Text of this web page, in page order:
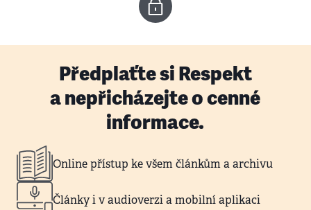
Předplaťte si Respekt
a nepřicházejte o cenné
informace.
Online přístup ke všem článkům a archivu
Články i v audioverzi a mobilní aplikaci